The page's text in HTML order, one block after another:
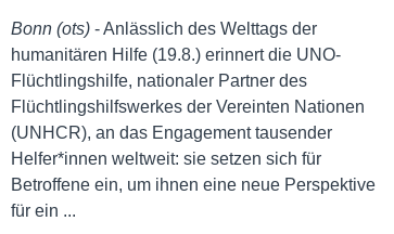
Bonn (ots)- Anlässlich des Welttags der
humanitären Hilfe (19.8.) erinnert die UNO-
Flüchtlingshilfe, nationaler Partner des
Flüchtlingshilfswerkes der Vereinten Nationen
(UNHCR), an das Engagement tausender
Helfer*innen weltweit: sie setzen sich für
Betroffene ein, um ihnen eine neue Perspektive
für ein ...